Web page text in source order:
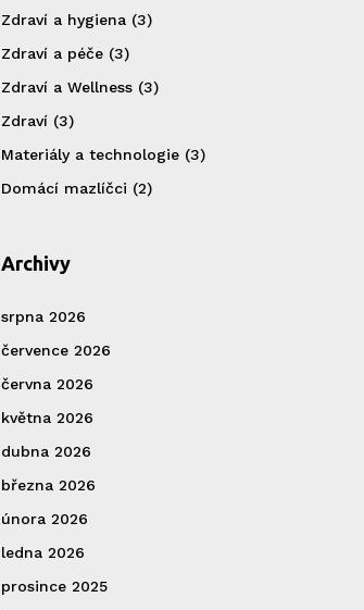
Zdraví a hygiena (3)
Zdraví a péče (3)
Zdraví a Wellness (3)
Zdraví (3)
Materiály a technologie (3)
Domácí mazlíčci (2)
Archivy
srpna 2026
července 2026
června 2026
května 2026
dubna 2026
března 2026
února 2026
ledna 2026
prosince 2025